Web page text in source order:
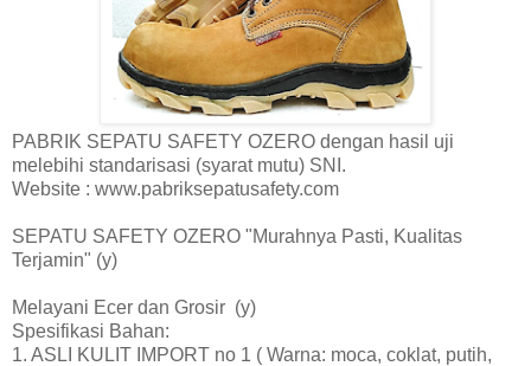
PABRIK SEPATU SAFETY OZERO dengan hasil uji
melebihi standarisasi (syarat mutu) SNI.
Website : www.pabriksepatusafety.com
SEPATU SAFETY OZERO "Murahnya Pasti, Kualitas
Terjamin" (y)
Melayani Ecer dan Grosir (y)
Spesifikasi Bahan:
1. ASLI KULIT IMPORT no 1 ( Warna: moca, coklat, putih,